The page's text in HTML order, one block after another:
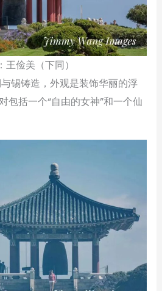
王俭美（下同）
锡铸造，外观是装饰华丽的浮
包括一个“自由的女神”和一个仙